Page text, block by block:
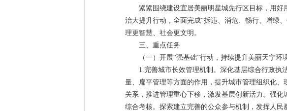
紧紧围绕建设宜居美丽明星城先行区目标，用
治大提升行动，全面完成“拆违、消危、畅行、增绿
理更智慧、社会更文明。
三、重点任务
（一）开展“强基础”行动，持续提升美丽天宁环
1.完善城市长效管理机制。深化基层综合行政执
量、扁平管理等方面的作用，提升城市管理组织化
关系，推进管理重心下移，激发基层创新活力。强
综合考核。探索建立完善的公众参与机制，发挥人